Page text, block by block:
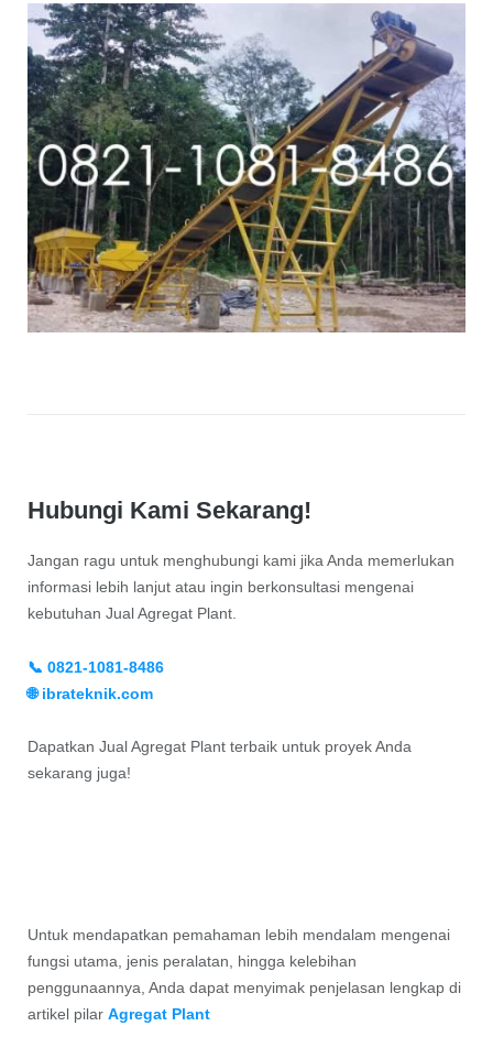
Hubungi Kami Sekarang!
Jangan ragu untuk menghubungi kami jika Anda memerlukan
informasi lebih lanjut atau ingin berkonsultasi mengenai
kebutuhan Jual Agregat Plant.
📞 0821-1081-8486
🌐 ibrateknik.com
Dapatkan Jual Agregat Plant terbaik untuk proyek Anda
sekarang juga!
Untuk mendapatkan pemahaman lebih mendalam mengenai
fungsi utama, jenis peralatan, hingga kelebihan
penggunaannya, Anda dapat menyimak penjelasan lengkap di
artikel pilar Agregat Plant